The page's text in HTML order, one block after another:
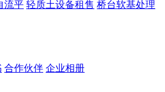
流平 轻质土设备租售 桥台软基处理
合作伙伴 企业相册